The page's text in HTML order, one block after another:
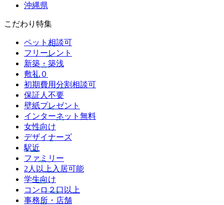
沖縄県
こだわり特集
ペット相談可
フリーレント
新築・築浅
敷礼０
初期費用分割相談可
保証人不要
壁紙プレゼント
インターネット無料
女性向け
デザイナーズ
駅近
ファミリー
2人以上入居可能
学生向け
コンロ２口以上
事務所・店舗